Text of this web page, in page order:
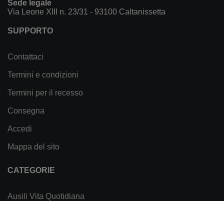
Sede legale
Via Leone XIII n. 23/31 - 93100 Caltanissetta
SUPPORTO
Contattaci
Termini e condizioni
Termini per il recesso
Consegna
Accedi
Mappa del sito
CATEGORIE
Ausili Vita Quotidiana